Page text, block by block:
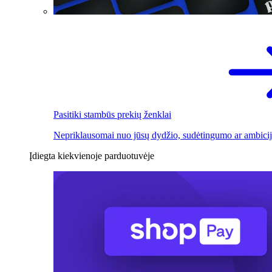
Pasitiki stambūs prekių ženklai
Nepriklausomai nuo jūsų dydžio, sudėtingumo ar
Įdiegta kiekvienoje parduotuvėje